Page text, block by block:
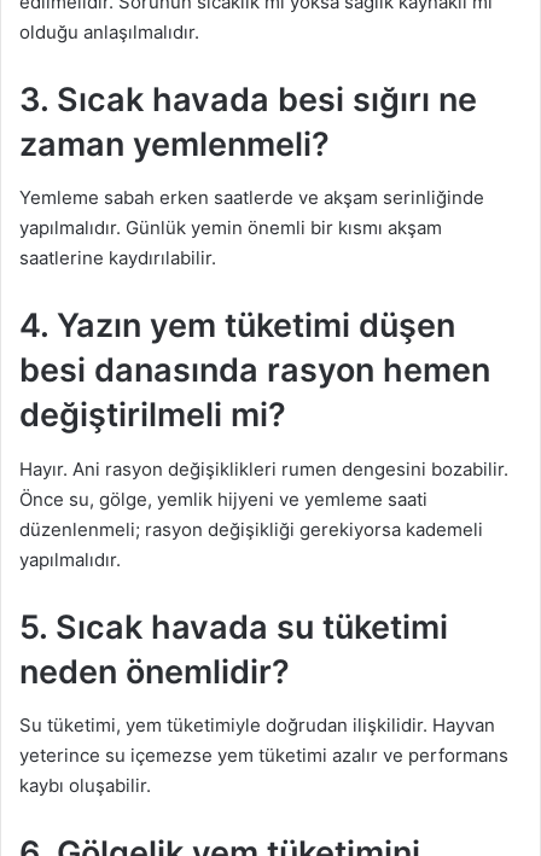
olduğu anlaşılmalıdır.
3. Sıcak havada besi sığırı ne
zaman yemlenmeli?
Yemleme sabah erken saatlerde ve akşam serinliğinde
yapılmalıdır. Günlük yemin önemli bir kısmı akşam
saatlerine kaydırılabilir.
4. Yazın yem tüketimi düşen
besi danasında rasyon hemen
değiştirilmeli mi?
Hayır. Ani rasyon değişiklikleri rumen dengesini bozabilir.
Önce su, gölge, yemlik hijyeni ve yemleme saati
düzenlenmeli; rasyon değişikliği gerekiyorsa kademeli
yapılmalıdır.
5. Sıcak havada su tüketimi
neden önemlidir?
Su tüketimi, yem tüketimiyle doğrudan ilişkilidir. Hayvan
yeterince su içemezse yem tüketimi azalır ve performans
kaybı oluşabilir.